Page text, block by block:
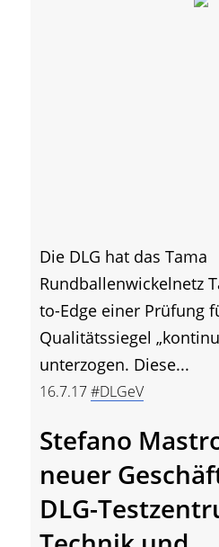
Die DLG hat das Tama
Rundballenwickelnetz
to-Edge einer Prüfung
Qualitätssiegel
unterzogen. Diese...
16.7.17#DLGeV
Stefano
neuer
DLG-